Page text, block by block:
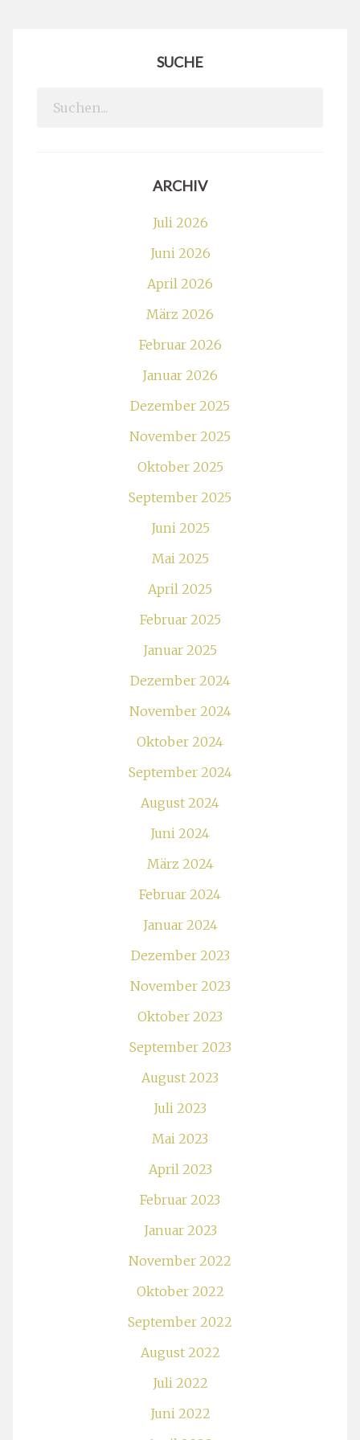
SUCHE
Search
ARCHIV
Juli 2026
Juni 2026
April 2026
März 2026
Februar 2026
Januar 2026
Dezember 2025
November 2025
Oktober 2025
September 2025
Juni 2025
Mai 2025
April 2025
Februar 2025
Januar 2025
Dezember 2024
November 2024
Oktober 2024
September 2024
August 2024
Juni 2024
März 2024
Februar 2024
Januar 2024
Dezember 2023
November 2023
Oktober 2023
September 2023
August 2023
Juli 2023
Mai 2023
April 2023
Februar 2023
Januar 2023
November 2022
Oktober 2022
September 2022
August 2022
Juli 2022
Juni 2022